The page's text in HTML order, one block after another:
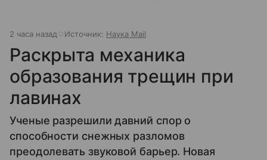
2 часа назад Источник: Наука Mail
Раскрыта механика
образования трещин при
лавинах
Ученые разрешили давний спор о
способности снежных разломов
преодолевать звуковой барьер. Новая